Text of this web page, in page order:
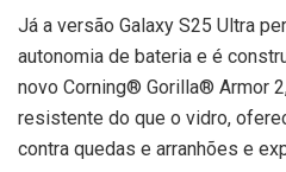
Já a versão Galaxy S25 Ultra
autonomia de bateria e é
novo Corning® Gorilla® Armor
resistente do que o vidro,
contra quedas e arranhões e